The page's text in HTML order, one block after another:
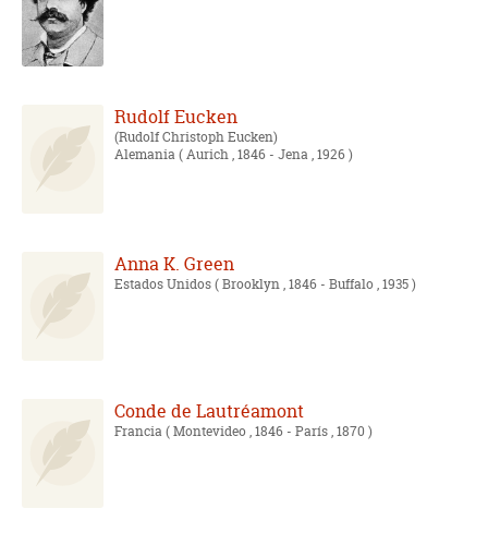
Rudolf Eucken
Rudolf Christoph Eucken
Alemania( Aurich , 1846 - Jena , 1926 )
Anna K. Green
Estados Unidos( Brooklyn , 1846 - Buffalo , 1935 )
Conde de Lautréamont
Francia( Montevideo , 1846 - París , 1870 )